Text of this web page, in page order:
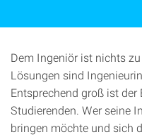
Dem Ingeniör ist nichts
Lösungen sind
Entsprechend groß ist
Studierenden. Wer seine
bringen möchte und sich